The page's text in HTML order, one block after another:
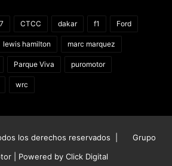
CTCC dakar f1 Ford
lewis hamilton marc marquez
Parque Viva puromotor
wrc
los derechos reservados |
Grupo
| Powered by Click Digital